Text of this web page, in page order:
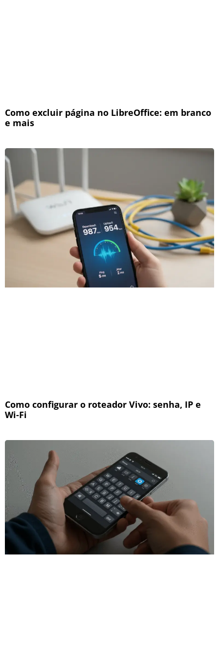
Como excluir página no LibreOffice: em branco
e mais
Como configurar o roteador Vivo: senha, IP e
Wi-Fi